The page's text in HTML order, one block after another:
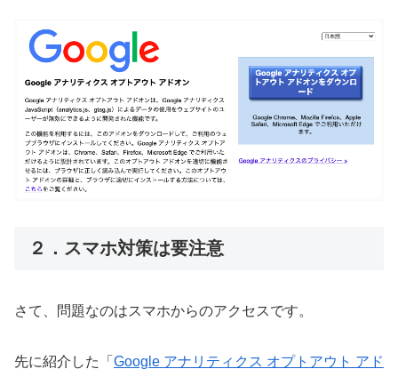
２．スマホ対策は要注意
さて、問題なのはスマホからのアクセスです。
先に紹介した「 Google アナリティクス オプトアウト アド